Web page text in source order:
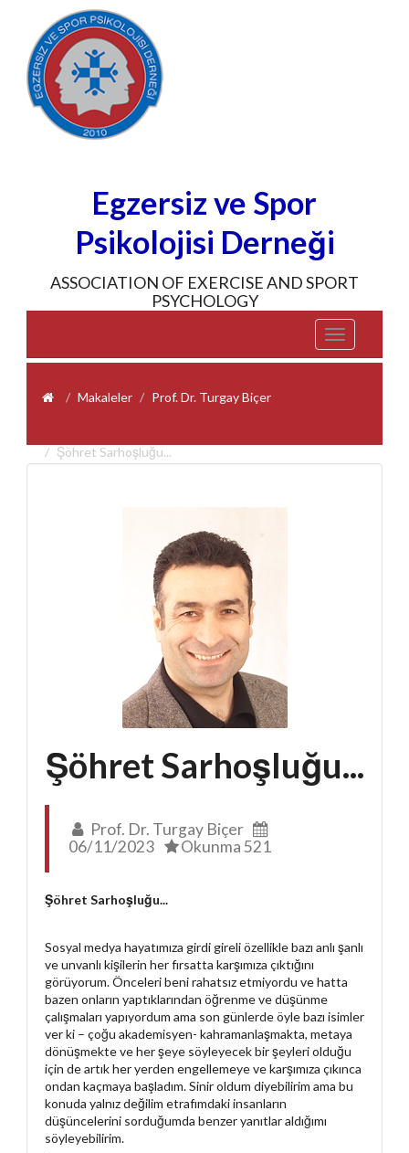
Egzersiz ve Spor
Psikolojisi Derneği
ASSOCIATION OF EXERCISE AND SPORT
PSYCHOLOGY
Toggle
navigation
Makaleler Prof. Dr. Turgay Biçer
Şöhret Sarhoşluğu...
Şöhret Sarhoşluğu...
Prof. Dr. Turgay Biçer
06/11/2023
Okunma 521
Şöhret Sarhoşluğu...
Sosyal medya hayatımıza girdi gireli özellikle bazı anlı şanlı
ve unvanlı kişilerin her fırsatta karşımıza çıktığını
görüyorum. Önceleri beni rahatsız etmiyordu ve hatta
bazen onların yaptıklarından öğrenme ve düşünme
çalışmaları yapıyordum ama son günlerde öyle bazı isimler
ver ki – çoğu akademisyen- kahramanlaşmakta, metaya
dönüşmekte ve her şeye söyleyecek bir şeyleri olduğu
için de artık her yerden engellemeye ve karşımıza çıkınca
ondan kaçmaya başladım. Sinir oldum diyebilirim ama bu
konuda yalnız değilim etrafımdaki insanların
düşüncelerini sorduğumda benzer yanıtlar aldığımı
söyleyebilirim.